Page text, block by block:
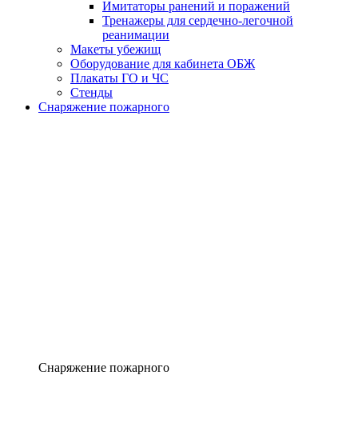
Имитаторы ранений и поражений
Тренажеры для сердечно-легочной
реанимации
Макеты убежищ
Оборудование для кабинета ОБЖ
Плакаты ГО и ЧС
Стенды
Снаряжение пожарного
Снаряжение пожарного